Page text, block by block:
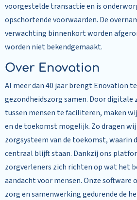
voorgestelde transactie en is
opschortende voorwaarden. De
verwachting binnenkort worden
worden niet bekendgemaakt.
Over Enovation
Al meer dan 40 jaar brengt Enovation
gezondheidszorg samen. Door digitale
tussen mensen te faciliteren, maken
en de toekomst mogelijk. Zo dragen
zorgsysteem van de toekomst, waarin
centraal blijft staan. Dankzij ons
zorgverleners zich richten op wat het
aandacht voor mensen. Onze
zorg en samenwerking gedurende de